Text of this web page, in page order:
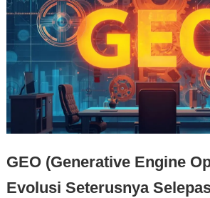
GEO (Generative Engine
Evolusi Seterusnya